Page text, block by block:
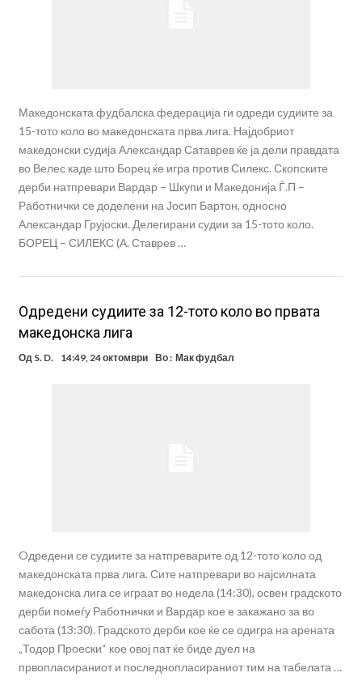
Македонската фудбалска федерација ги одреди судиите за
15-тото коло во македонската прва лига. Најдобриот
македонски судија Александар Сатаврев ќе ја дели правдата
во Велес каде што Борец ќе игра против Силекс. Скопските
дерби натпревари Вардар – Шкупи и Македонија Ѓ.П –
Работнички се доделени на Јосип Бартон, односно
Александар Грујоски. Делегирани судии за 15-тото коло.
БОРЕЦ – СИЛЕКС (А. Ставрев …
Oдредени судиите за 12-тото коло во првата
македонска лига
Од S. D. 14:49, 24 октомври Во : Мак фудбал
Oдредени се судиите за натпреварите од 12-тото коло од
македонската прва лига. Сите натпревари во најсилната
македонска лига се играат во недела (14:30), освен градското
дерби помеѓу Работнички и Вардар кое е закажано за во
сабота (13:30). Градското дерби кое ќе се одигра на арената
„Тодор Проески“ кое овој пат ќе биде дуел на
првопласираниот и последнопласираниот тим на табелата …